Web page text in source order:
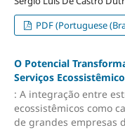
PDF (Portuguese
O Potencial
Serviços
: A integração entre
ecossistêmicos como
de grandes empresas